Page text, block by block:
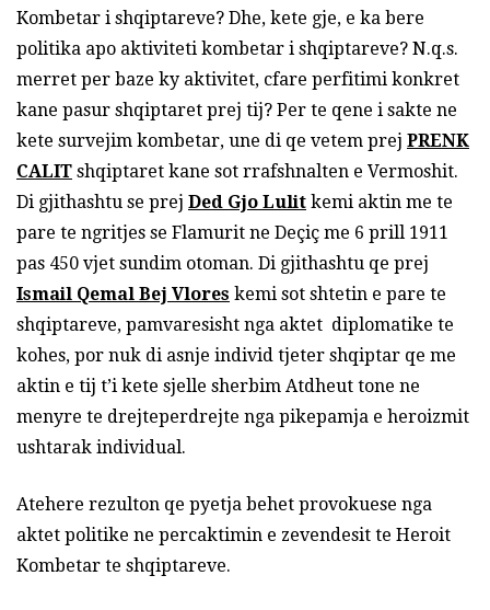
Kombetar i shqiptareve? Dhe, kete gje, e ka bere
politika apo aktiviteti kombetar i shqiptareve? N.q.s.
merret per baze ky aktivitet, cfare perfitimi konkret
kane pasur shqiptaret prej tij? Per te qene i sakte ne
kete survejim kombetar, une di qe vetem prej PRENK
CALIT shqiptaret kane sot rrafshnalten e Vermoshit.
Di gjithashtu se prej Ded Gjo Lulit kemi aktin me te
pare te ngritjes se Flamurit ne Deçiç me 6 prill 1911
pas 450 vjet sundim otoman. Di gjithashtu qe prej
Ismail Qemal Bej Vlores kemi sot shtetin e pare te
shqiptareve, pamvaresisht nga aktet diplomatike te
kohes, por nuk di asnje individ tjeter shqiptar qe me
aktin e tij t’i kete sjelle sherbim Atdheut tone ne
menyre te drejteperdrejte nga pikepamja e heroizmit
ushtarak individual.
Atehere rezulton qe pyetja behet provokuese nga
aktet politike ne percaktimin e zevendesit te Heroit
Kombetar te shqiptareve.